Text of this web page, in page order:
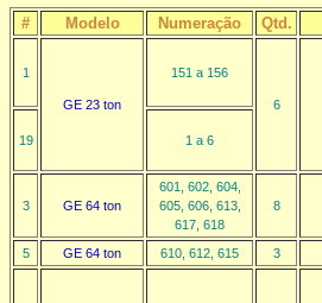
# Modelo Numeração Qtd.
1
GE 23 ton
151 a 156
6
19 1 a 6
3 GE 64 ton
601, 602, 604,
605, 606, 613,
617, 618
8
5 GE 64 ton 610, 612, 615 3